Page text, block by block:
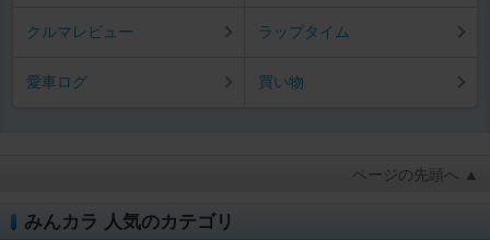
クルマレビュー ラップタイム
愛車ログ 買い物
ページの先頭へ ▲
みんカラ 人気のカテゴリ